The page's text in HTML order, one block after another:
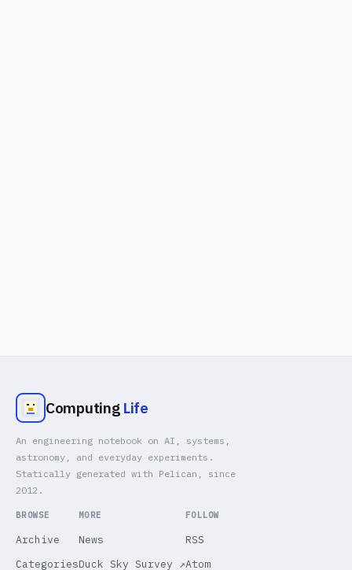
Computing Life
An engineering notebook on AI, systems,
astronomy, and everyday experiments.
Statically generated with Pelican, since
2012.
BROWSE
Archive
Categories
MORE
News
Duck Sky Survey ↗
FOLLOW
RSS
Atom